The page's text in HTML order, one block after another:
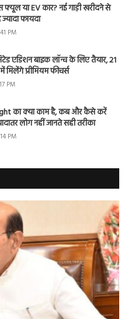
फ्यूल या EV कार? नई गाड़ी खरीदने से
फायदा
PM
एडिशन बाइक लॉन्च के लिए तैयार, 21
प्रीमियम फीचर्स
PM
का क्या काम है, कब और कैसे करें
लोग नहीं जानते सही तरीका
PM